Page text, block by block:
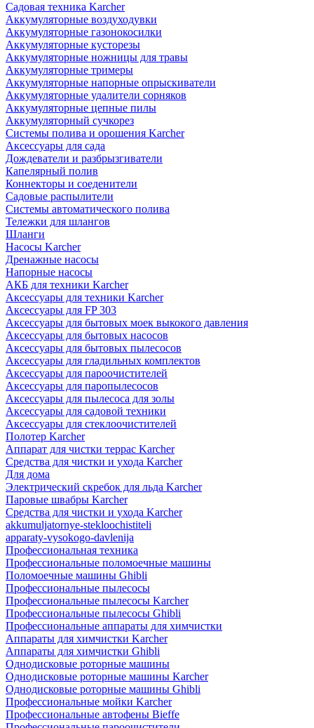
Садовая техника Karcher
Аккумуляторные воздуходувки
Аккумуляторные газонокосилки
Аккумуляторные кусторезы
Аккумуляторные ножницы для травы
Аккумуляторные тримеры
Аккумуляторные напорные опрыскиватели
Аккумуляторные удалители сорняков
Аккумуляторные цепные пилы
Аккумуляторный сучкорез
Системы полива и орошения Karcher
Аксессуары для сада
Дождеватели и разбрызгиватели
Капелярный полив
Коннекторы и соеденители
Садовые распылители
Системы автоматического полива
Тележки для шлангов
Шланги
Насосы Karcher
Дренажные насосы
Напорные насосы
АКБ для техники Karcher
Аксессуары для техники Karcher
Аксессуары для FP 303
Аксессуары для бытовых моек выкокого давления
Аксессуары для бытовых насосов
Аксессуары для бытовых пылесосов
Аксессуары для гладильных комплектов
Аксессуары для пароочистителей
Аксессуары для паропылесосов
Аксессуары для пылесоса для золы
Аксессуары для садовой техники
Аксессуары для стеклоочистителей
Полотер Karcher
Аппарат для чистки террас Karcher
Средства для чистки и ухода Karcher
Для дома
Электрический скребок для льда Karcher
Паровые швабры Karcher
Средства для чистки и ухода Karcher
akkumuljatornye-stekloochistiteli
apparaty-vysokogo-davlenija
Профессиональная техника
Профессиональные поломоечные машины
Поломоечные машины Ghibli
Профессиональные пылесосы
Профессиональные пылесосы Karcher
Профессиональные пылесосы Ghibli
Профессиональные аппараты для химчистки
Аппараты для химчистки Karcher
Аппараты для химчистки Ghibli
Однодисковые роторные машины
Однодисковые роторные машины Karcher
Однодисковые роторные машины Ghibli
Профессиональные мойки Karcher
Профессиональные автофены Bieffe